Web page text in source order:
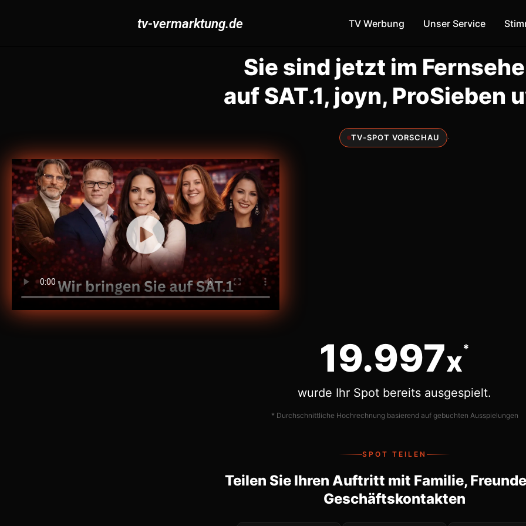
TV Werbung Unser Service
tv-vermarktung.de
Sie sind jetzt im
auf SAT.1, joyn, ProSieben
TV-SPOT VORSCHAU ·
20.000x
wurde Ihr Spot bereits ausgespielt.
* Durchschnittliche Hochrechnung basierend auf gebuchten Ausspielungen
SPOT TEILEN
Teilen Sie Ihren Auftritt mit Familie,
Geschäftskontakten